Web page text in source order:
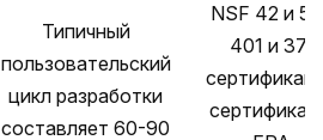
Типичный
пользовательский
цикл разработки
составляет 60-90
NSF 42 и
401 и 372